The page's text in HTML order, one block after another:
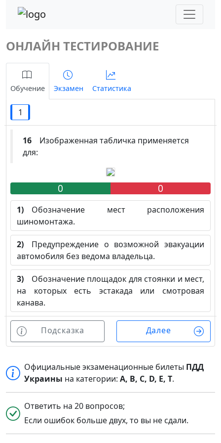
ОНЛАЙН ТЕСТИРОВАНИЕ
Обучение Экзамен Статистика
1
16 Изображенная табличка применяется
для:
0 0
1) Обозначение мест расположения
шиномонтажа.
2) Предупреждение о возможной эвакуации
автомобиля без ведома владельца.
3) Обозначение площадок для стоянки и мест,
на которых есть эстакада или смотровая
канава.
Подсказка Далее
Официальные экзаменационные билеты ПДД
Украины на категории:A, B, C, D, E, T.
Ответить на 20 вопросов;
Если ошибок больше двух, то вы не сдали.